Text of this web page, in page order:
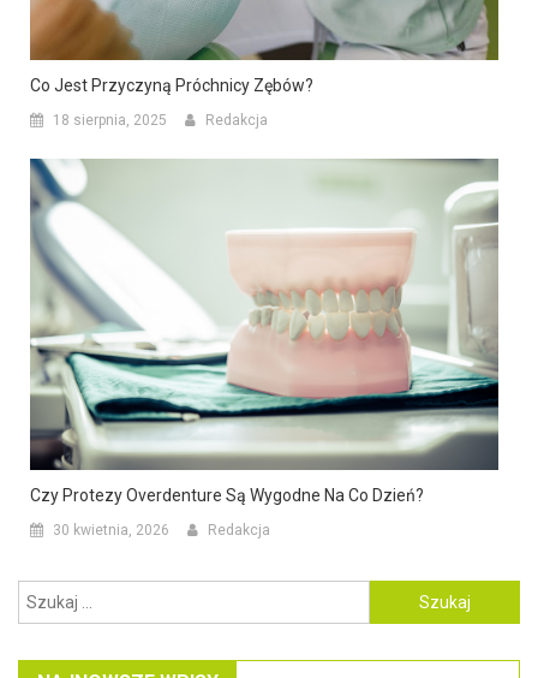
Co Jest Przyczyną Próchnicy Zębów?
18 sierpnia, 2025 Redakcja
Czy Protezy Overdenture Są Wygodne Na Co Dzień?
30 kwietnia, 2026 Redakcja
Szukaj: